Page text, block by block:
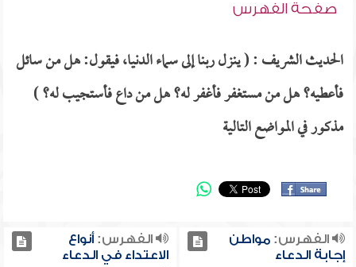
صفحة الفهرس
الحديث الشريف : ( ينزل ربنا إلى سماء الدنيا، فيقول: هل من سائل
فأعطيه؟ هل من مستغفر فأغفر له؟ هل من داع فأستجيب له؟ )
مذكور في المواضع التالية
الفهرس:مواطن
إجابة الدعاء
الفهرس:أنواع
الاعتداء في الدعاء